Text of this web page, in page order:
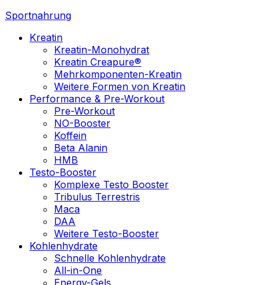
Sportnahrung
Kreatin
Kreatin-Monohydrat
Kreatin Creapure®
Mehrkomponenten-Kreatin
Weitere Formen von Kreatin
Performance & Pre-Workout
Pre-Workout
NO-Booster
Koffein
Beta Alanin
HMB
Testo-Booster
Komplexe Testo Booster
Tribulus Terrestris
Maca
DAA
Weitere Testo-Booster
Kohlenhydrate
Schnelle Kohlenhydrate
All-in-One
Energy-Gels